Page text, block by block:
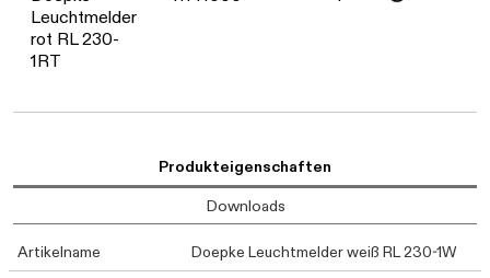
Leuchtmelder
rot RL 230-
1RT
Produkteigenschaften
Downloads
Artikelname
Doepke Leuchtmelder weiß RL 230-1W